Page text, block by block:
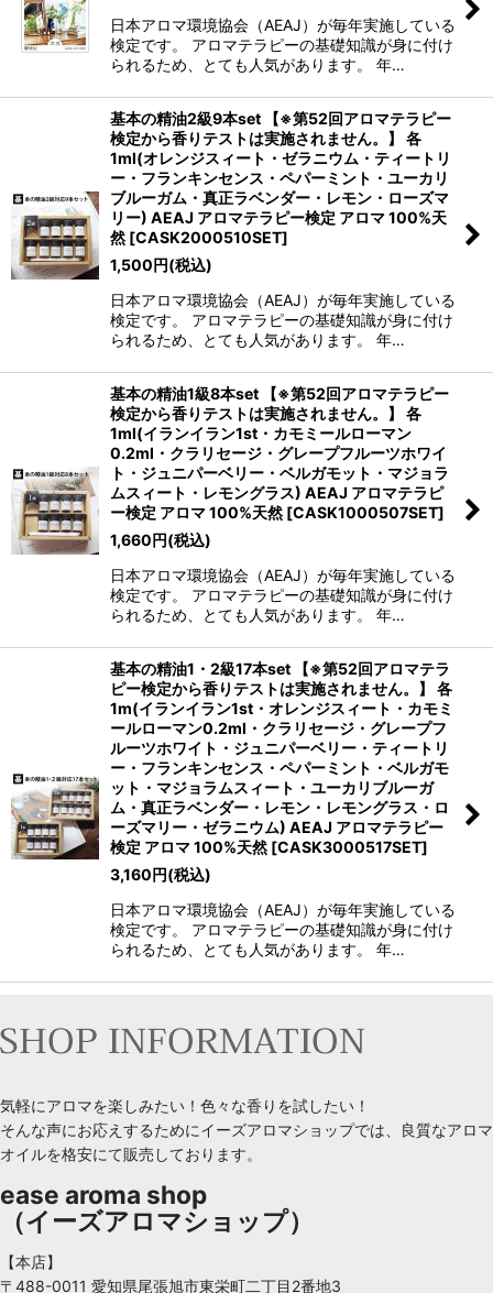
絞り込む
日本アロマ環境協会（AEAJ）が毎年実施している
検定です。 アロマテラピーの基礎知識が身に付け
られるため、とても人気があります。 年…
基本の精油2級9本set 【※第52回アロマテラピー
検定から香りテストは実施されません。】 各
1ml(オレンジスィート・ゼラニウム・ティートリ
ー・フランキンセンス・ペパーミント・ユーカリ
ブルーガム・真正ラベンダー・レモン・ローズマ
リー) AEAJ アロマテラピー検定 アロマ 100%天
然 [CASK2000510SET]
1,500円(税込)
日本アロマ環境協会（AEAJ）が毎年実施している
検定です。 アロマテラピーの基礎知識が身に付け
られるため、とても人気があります。 年…
基本の精油1級8本set 【※第52回アロマテラピー
検定から香りテストは実施されません。】 各
1ml(イランイラン1st・カモミールローマン
0.2ml・クラリセージ・グレープフルーツホワイ
ト・ジュニパーベリー・ベルガモット・マジョラ
ムスィート・レモングラス) AEAJ アロマテラピ
ー検定 アロマ 100%天然 [CASK1000507SET]
1,660円(税込)
日本アロマ環境協会（AEAJ）が毎年実施している
検定です。 アロマテラピーの基礎知識が身に付け
られるため、とても人気があります。 年…
基本の精油1・2級17本set 【※第52回アロマテラ
ピー検定から香りテストは実施されません。】 各
1m(イランイラン1st・オレンジスィート・カモミ
ールローマン0.2ml・クラリセージ・グレープフ
ルーツホワイト・ジュニパーベリー・ティートリ
ー・フランキンセンス・ペパーミント・ベルガモ
ット・マジョラムスィート・ユーカリブルーガ
ム・真正ラベンダー・レモン・レモングラス・ロ
ーズマリー・ゼラニウム) AEAJ アロマテラピー
検定 アロマ 100%天然 [CASK3000517SET]
3,160円(税込)
日本アロマ環境協会（AEAJ）が毎年実施している
検定です。 アロマテラピーの基礎知識が身に付け
られるため、とても人気があります。 年…
気軽にアロマを楽しみたい！色々な香りを試したい！
そんな声にお応えするためにイーズアロマショップでは、良質なアロマ
オイルを格安にて販売しております。
ease aroma shop
（イーズアロマショップ）
【本店】
〒488-0011 愛知県尾張旭市東栄町二丁目2番地3